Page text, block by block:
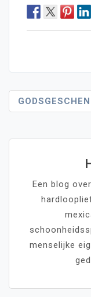
Post
Een blog
menselijke